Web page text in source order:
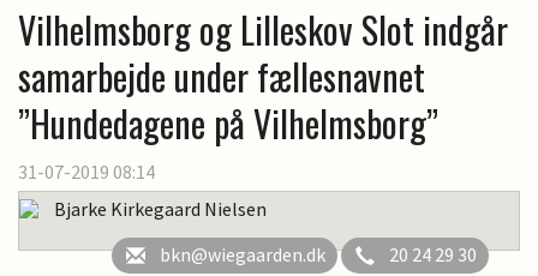
Vilhelmsborg og Lilleskov Slot indgår
samarbejde under fællesnavnet
”Hundedagene på Vilhelmsborg”
31-07-2019 08:14
Bjarke Kirkegaard Nielsen
bkn@wiegaarden.dk
20 24 29 30